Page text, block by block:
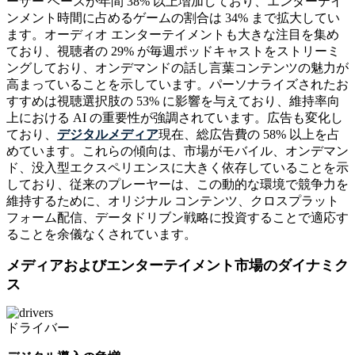
ンメント時間に占めるゲームの割合は 34% まで拡大してい
ます。オーディオ エンターテイメントも大きな注目を集め
ており、視聴者の 29% が毎週ポッドキャストをストリーミ
ングしており、オンデマンドの話し言葉コンテンツの魅力が
高まっていることを示しています。パーソナライズされたお
すすめは視聴選択肢の 53% に影響を与えており、維持率向
上における AI の重要性が強調されています。広告も変化し
ており、 デジタルメディア現在、総広告費の 58% 以上を占
めています。これらの傾向は、市場がモバイル、オンデマン
ド、没入型エクスペリエンスに大きく依存していることを示
しており、従来のプレーヤーは、この動的な環境で競争力を
維持するために、オリジナル コンテンツ、クロスプラット
フォーム配信、データドリブン戦略に投資することで適応す
ることを余儀なくされています。
メディアおよびエンターテイメント市場のダイナミク
ス
ドライバー